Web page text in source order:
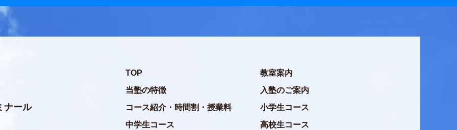
ナール
TOP
教室案内
当塾の特徴
入塾のご案内
コース紹介・時間割・授業料
小学生コース
中学生コース
高校生コース